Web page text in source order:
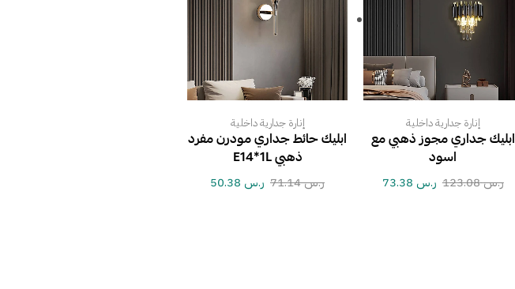
إنارة جدارية داخلية
ابليك جداري مجوز ذهبي مع
اسود
ر.س123.08 ر.س
إنارة جدارية داخلية
ابليك حائط جداري مودرن مفرد
ذهبي E14*1L
ر.س71.14 ر.س